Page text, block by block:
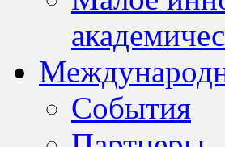
События